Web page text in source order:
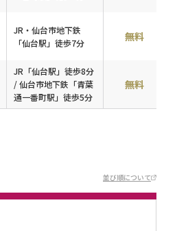
JR・仙台市地下鉄
「仙台駅」徒歩7分
無料
JR「仙台駅」徒歩8分
/ 仙台市地下鉄「青葉
通一番町駅」徒歩5分
無料
並び順について